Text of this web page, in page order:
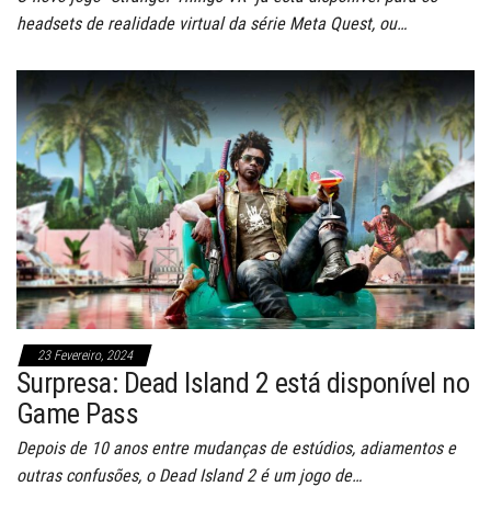
headsets de realidade virtual da série Meta Quest, ou…
23 Fevereiro, 2024
Surpresa: Dead Island 2 está disponível no
Game Pass
Depois de 10 anos entre mudanças de estúdios, adiamentos e
outras confusões, o Dead Island 2 é um jogo de…